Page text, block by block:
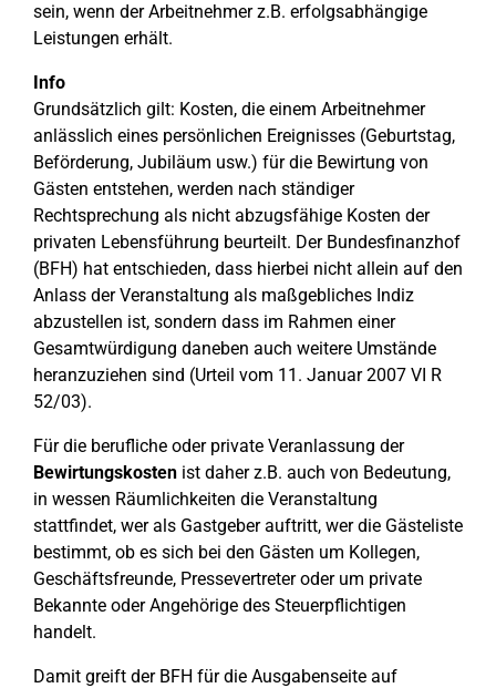
sein, wenn der Arbeitnehmer z.B. erfolgsabhängige
Leistungen erhält.
Info
Grundsätzlich gilt: Kosten, die einem Arbeitnehmer
anlässlich eines persönlichen Ereignisses (Geburtstag,
Beförderung, Jubiläum usw.) für die Bewirtung von
Gästen entstehen, werden nach ständiger
Rechtsprechung als nicht abzugsfähige Kosten der
privaten Lebensführung beurteilt. Der Bundesfinanzhof
(BFH) hat entschieden, dass hierbei nicht allein auf den
Anlass der Veranstaltung als maßgebliches Indiz
abzustellen ist, sondern dass im Rahmen einer
Gesamtwürdigung daneben auch weitere Umstände
heranzuziehen sind (Urteil vom 11. Januar 2007 VI R
52/03).
Für die berufliche oder private Veranlassung der
Bewirtungskosten ist daher z.B. auch von Bedeutung,
in wessen Räumlichkeiten die Veranstaltung
stattfindet, wer als Gastgeber auftritt, wer die Gästeliste
bestimmt, ob es sich bei den Gästen um Kollegen,
Geschäftsfreunde, Pressevertreter oder um private
Bekannte oder Angehörige des Steuerpflichtigen
handelt.
Damit greift der BFH für die Ausgabenseite auf